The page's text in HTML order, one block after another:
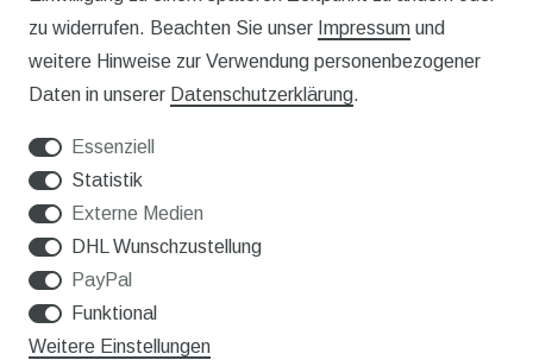
DATENSCHUTZERKLÄRUNG
Service
VERSAND
WIDERRUFSFORMULAR
Unternehmen
zu widerrufen. Beachten Sie unser Impressum und
weitere Hinweise zur Verwendung personenbezogener
Daten in unserer Daten­schutz­erklärung.
Essenziell
Statistik
Externe Medien
DHL Wunschzustellung
PayPal
Funktional
Weitere Einstellungen